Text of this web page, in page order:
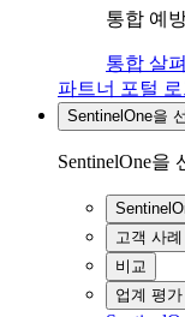
통합 예
통합 살
파트너 포털
SentinelOne을
SentinelOne을
고객 사례
비교
업계 평가